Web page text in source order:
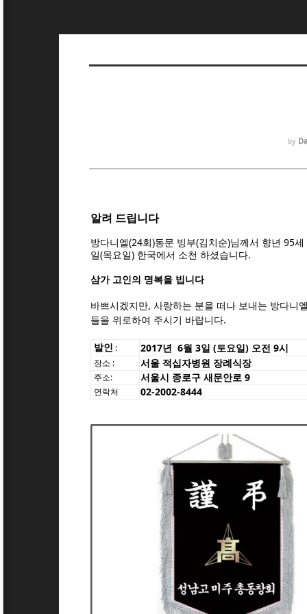
by
알려 드립니다
방다니엘(24회)동문 빙부(김치순)님께서 향년 95
일(목요일) 한국에서 소천 하셨습니다.
삼가 고인의 명복을 빕니다
바쁘시겠지만, 사랑하는 분을 떠나 보내는 방다니
들을 위로하여 주시기 바랍니다.
발인 : 2017년 6월 3일 (토요일) 오전 9시
장소 : 서울 적십자병원 장례식장
주소: 서울시 종로구 새문안로 9
연락처 02-2002-8444